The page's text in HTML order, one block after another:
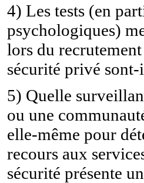
4) Les tests (en
psychologiques)
lors du
sécurité privé
5) Quelle
ou une
elle-même pour
recours aux
sécurité présente